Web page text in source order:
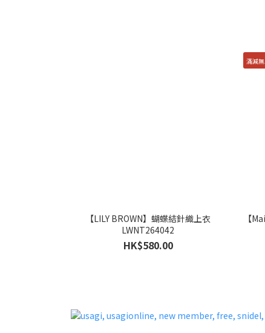
【LILY BROWN】蝴蝶結針織上衣
LWNT264042
HK$580.00
滿減
【